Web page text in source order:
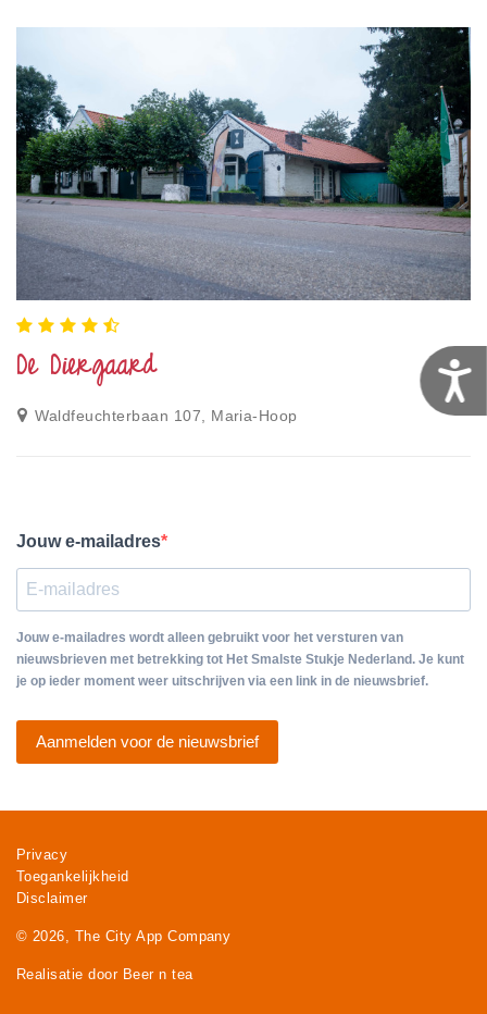
De Diergaard
Waldfeuchterbaan 107, Maria-Hoop
Jouw e-mailadres
Jouw e-mailadres wordt alleen gebruikt voor het versturen van
nieuwsbrieven met betrekking tot Het Smalste Stukje Nederland. Je kunt
je op ieder moment weer uitschrijven via een link in de nieuwsbrief.
Aanmelden voor de nieuwsbrief
Privacy
Toegankelijkheid
Disclaimer
© 2026, The City App Company
Realisatie door Beer n tea